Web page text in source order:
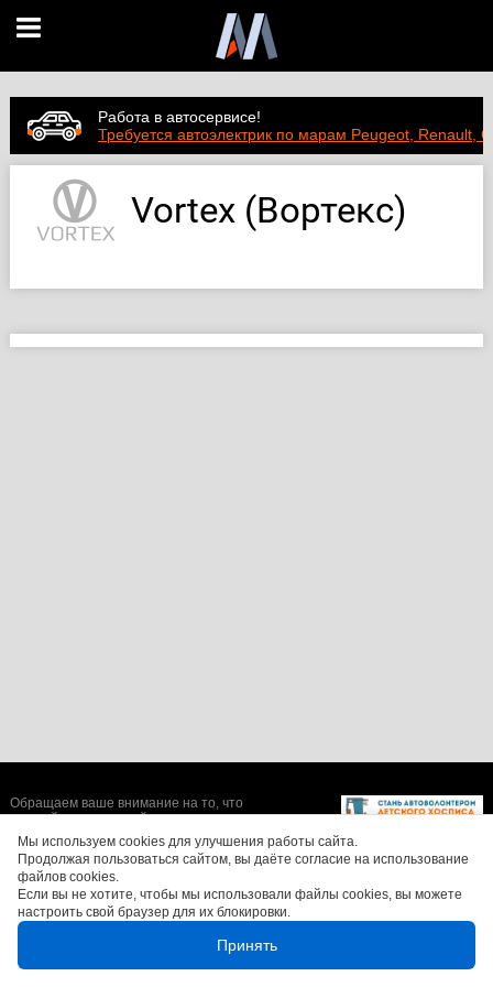
Работа в автосервисе!
Требуется автоэлектрик по марам Peugeot, Renault,
Vortex (Вортекс)
Мы используем cookies для улучшения работы сайта.
Продолжая пользоваться сайтом, вы даёте согласие на использование
файлов cookies.
Если вы не хотите, чтобы мы использовали файлы cookies, вы можете
настроить свой браузер для их блокировки.
Принять
Обращаем ваше внимание на то, что
данный интернет-сайт носит исключительно
информационный характер и ни при каких
условиях не является публичной офертой,
определяемой положениями Статьи 437 (2)
Гражданского кодекса Российской
Федерации. Цены, размеры скидок, а также
изображения автомобилей могут отличаться
от реальных. Для получения более полной и
достоверной информации, обращайтесь в